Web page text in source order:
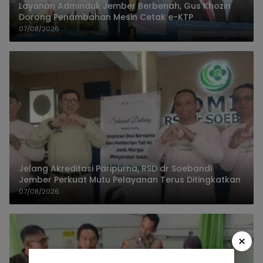
Layanan Adminduk Jember Berbenah, Gus Khozin
Dorong Penambahan Mesin Cetak e-KTP
07/08/2026
Jelang Akreditasi Paripurna, RSD dr Soebandi
Jember Perkuat Mutu Pelayanan Terus Ditingkatkan
07/08/2026
×